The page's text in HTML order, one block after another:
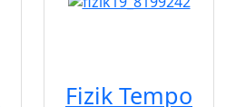
Fizik Tempo